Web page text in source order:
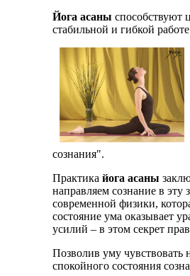
Йога асаны способствуют
стабильной и гибкой
сознания".
Практика йога асаны
направляем сознание в эту
современной физики,
состояние ума оказывает
усилий – в этом секрет
Позволив уму чувствовать
спокойного состояния